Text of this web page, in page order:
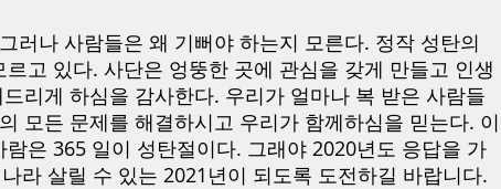
러나 사람들은 왜 기뻐야 하는지 모른다. 정작 성탄의
고 있다. 사단은 엉뚱한 곳에 관심을 갖게 만들고 인생
리게 하심을 감사한다. 우리가 얼마나 복 받은 사람들
모든 문제를 해결하시고 우리가 함께하심을 믿는다. 이
은 365 일이 성탄절이다. 그래야 2020년도 응답을 가
라 살릴 수 있는 2021년이 되도록 도전하길 바랍니다.